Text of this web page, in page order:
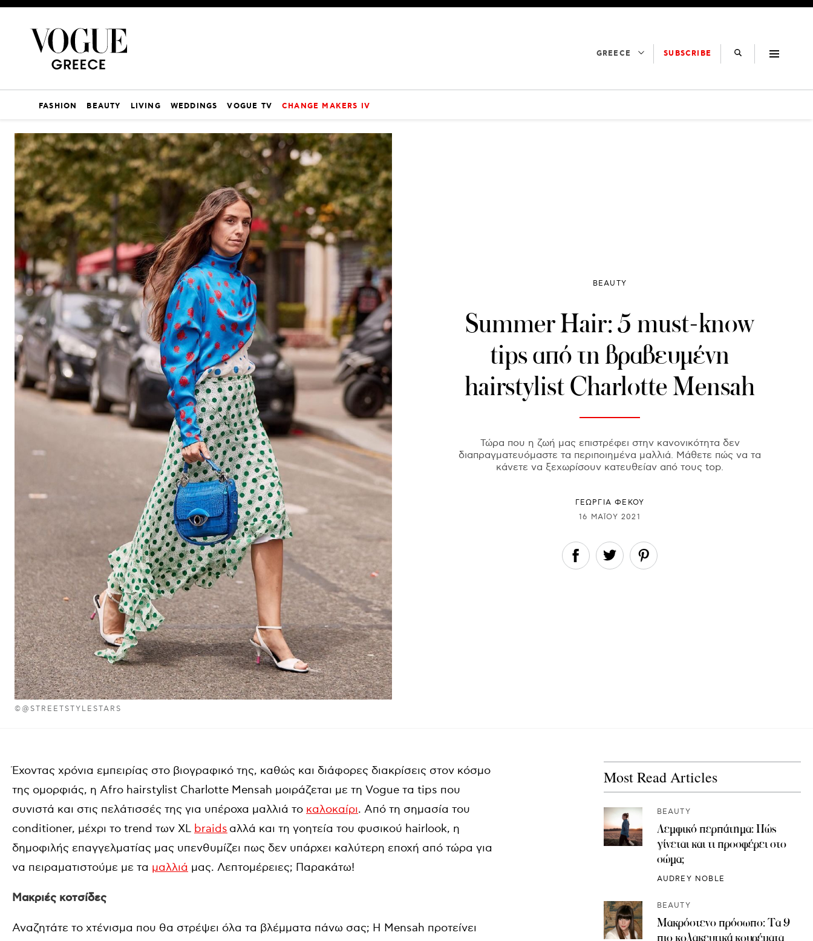
GREECE SUBSCRIBE
FASHION BEAUTY LIVING WEDDINGS VOGUE TV CHANGE MAKERS IV
©@STREETSTYLESTARS
BEAUTY
Summer Ηair: 5 must-know
tips από τη βραβευμένη
hairstylist Charlotte Mensah
Τώρα που η ζωή μας επιστρέφει στην κανονικότητα δεν
διαπραγματευόμαστε τα περιποιημένα μαλλιά. Μάθετε πώς να τα
κάνετε να ξεχωρίσουν κατευθείαν από τους top.
ΓΕΩΡΓΙΑ ΦΕΚΟΥ
16 ΜΑΪ́ΟΥ 2021
Έχοντας χρόνια εμπειρίας στο βιογραφικό της, καθώς και διάφορες διακρίσεις στον κόσμο
της ομορφιάς, η Afro hairstylist Charlotte Mensah μοιράζεται με τη Vogue τα tips που
συνιστά και στις πελάτισσές της για υπέροχα μαλλιά το καλοκαίρι. Από τη σημασία του
conditioner, μέχρι το trend των XL braids αλλά και τη γοητεία του φυσικού hairlook, η
δημοφιλής επαγγελματίας μας υπενθυμίζει πως δεν υπάρχει καλύτερη εποχή από τώρα για
να πειραματιστούμε με τα μαλλιά μας. Λεπτομέρειες; Παρακάτω!
Μακριές κοτσίδες
Αναζητάτε το χτένισμα που θα στρέψει όλα τα βλέμματα πάνω σας; Η Mensah προτείνει
Most Read Articles
BEAUTY
Λεμφικό περπάτημα: Πώς
γίνεται και τι προσφέρει στο
σώμα;
AUDREY NOBLE
BEAUTY
Μακρόστενο πρόσωπο: Τα 9
πιο κολακευτικά κουρέματα